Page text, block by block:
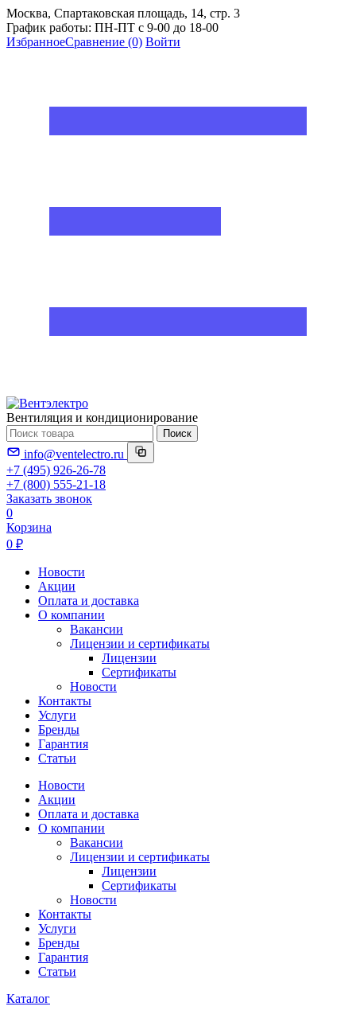
Москва, Спартаковская площадь, 14, стр. 3
График работы: ПН-ПТ с 9-00 до 18-00
ИзбранноеСравнение (0) Войти
Вентиляция и кондиционирование
Поиск
info@ventelectro.ru
+7 (495) 926-26-78
+7 (800) 555-21-18
Заказать звонок
0
Корзина
0 ₽
Новости
Акции
Оплата и доставка
О компании
Вакансии
Лицензии и сертификаты
Лицензии
Сертификаты
Новости
Контакты
Услуги
Бренды
Гарантия
Статьи
Новости
Акции
Оплата и доставка
О компании
Вакансии
Лицензии и сертификаты
Лицензии
Сертификаты
Новости
Контакты
Услуги
Бренды
Гарантия
Статьи
Каталог